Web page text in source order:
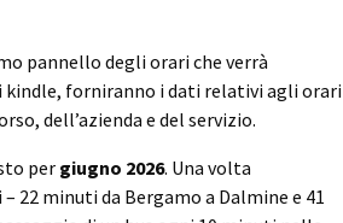
pannello degli orari che verrà
forniranno i dati relativi agli orari
dell’azienda e del servizio.
per giugno 2026. Una volta
minuti da Bergamo a Dalmine e 41